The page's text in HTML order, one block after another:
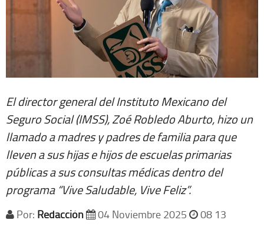
El director general del Instituto Mexicano del
Seguro Social (IMSS), Zoé Robledo Aburto, hizo un
llamado a madres y padres de familia para que
lleven a sus hijas e hijos de escuelas primarias
públicas a sus consultas médicas dentro del
programa “Vive Saludable, Vive Feliz”.
Por: Redacción 04 Noviembre 2025 08 13